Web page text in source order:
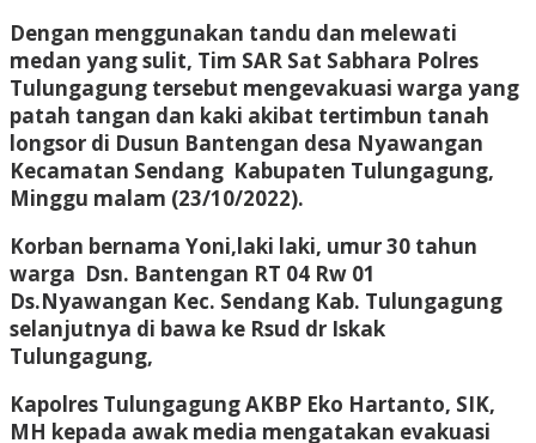
Dengan menggunakan tandu dan melewati
medan yang sulit, Tim SAR Sat Sabhara Polres
Tulungagung tersebut mengevakuasi warga yang
patah tangan dan kaki akibat tertimbun tanah
longsor di Dusun Bantengan desa Nyawangan
Kecamatan Sendang Kabupaten Tulungagung,
Minggu malam (23/10/2022).
Korban bernama Yoni,laki laki, umur 30 tahun
warga Dsn. Bantengan RT 04 Rw 01
Ds.Nyawangan Kec. Sendang Kab. Tulungagung
selanjutnya di bawa ke Rsud dr Iskak
Tulungagung,
Kapolres Tulungagung AKBP Eko Hartanto, SIK,
MH kepada awak media mengatakan evakuasi